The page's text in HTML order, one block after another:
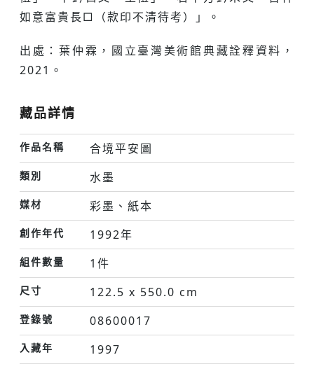
如意富貴長□（款印不清待考）」。
出處：葉仲霖，國立臺灣美術館典藏詮釋資料，
2021。
藏品詳情
作品名稱 合境平安圖
類別 水墨
媒材 彩墨、紙本
創作年代 1992年
組件數量 1件
尺寸 122.5 x 550.0 cm
登錄號 08600017
入藏年 1997